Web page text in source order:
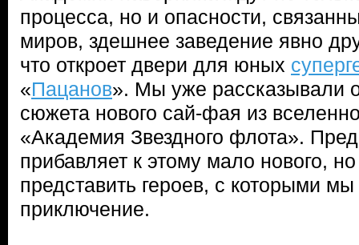
процесса, но и опасности,
миров, здешнее заведение явно
что откроет двери для юных
«Пацанов». Мы уже рассказывали
сюжета нового сай-фая из
«Академия Звездного флота».
прибавляет к этому мало нового,
представить героев, с которыми
приключение.